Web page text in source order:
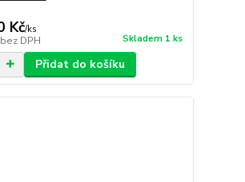
Kč/ks
bez DPH Skladem 1 ks
Přidat do košíku